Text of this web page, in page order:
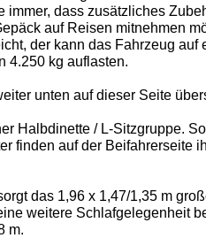
immer, dass zusätzliches
auf Reisen mitnehmen
der kann das Fahrzeug auf
4.250 kg auflasten.
unten auf dieser Seite
Halbdinette / L-Sitzgruppe.
finden auf der Beifahrerseite
das 1,96 x 1,47/1,35 m
weitere Schlafgelegenheit
m.